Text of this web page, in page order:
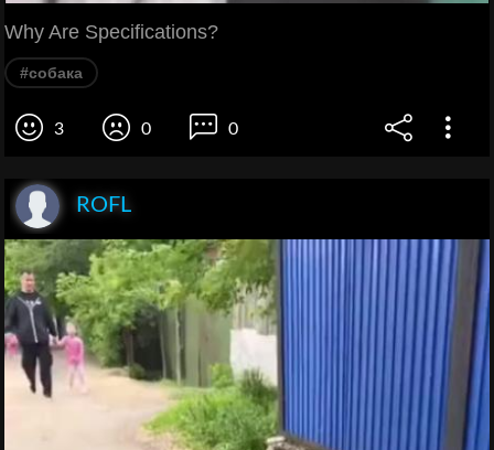
Why Are Specifications?
#собака
3 0 0
ROFL